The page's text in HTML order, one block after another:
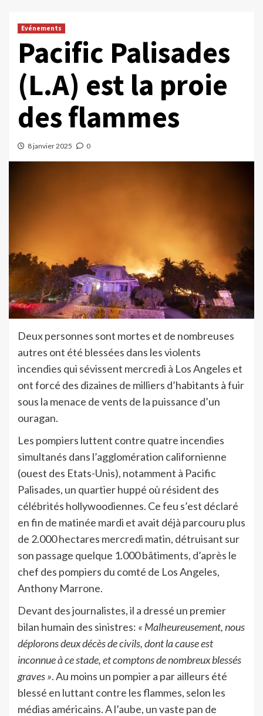
Evénements
Pacific Palisades
(L.A) est la proie
des flammes
8 janvier 2025 0
Deux personnes sont mortes et de nombreuses
autres ont été blessées dans les violents
incendies qui sévissent mercredi à Los Angeles et
ont forcé des dizaines de milliers d’habitants à fuir
sous la menace de vents de la puissance d’un
ouragan.
Les pompiers luttent contre quatre incendies
simultanés dans l’agglomération californienne
(ouest des Etats-Unis), notamment à Pacific
Palisades, un quartier huppé où résident des
célébrités hollywoodiennes. Ce feu s’est déclaré
en fin de matinée mardi et avait déjà parcouru plus
de 2.000 hectares mercredi matin, détruisant sur
son passage quelque 1.000 bâtiments, d’après le
chef des pompiers du comté de Los Angeles,
Anthony Marrone.
Devant des journalistes, il a dressé un premier
bilan humain des sinistres: « Malheureusement, nous
déplorons deux décès de civils, dont la cause est
inconnue à ce stade, et comptons de nombreux blessés
graves ». Au moins un pompier a par ailleurs été
blessé en luttant contre les flammes, selon les
médias américains. A l’aube, un vaste pan de